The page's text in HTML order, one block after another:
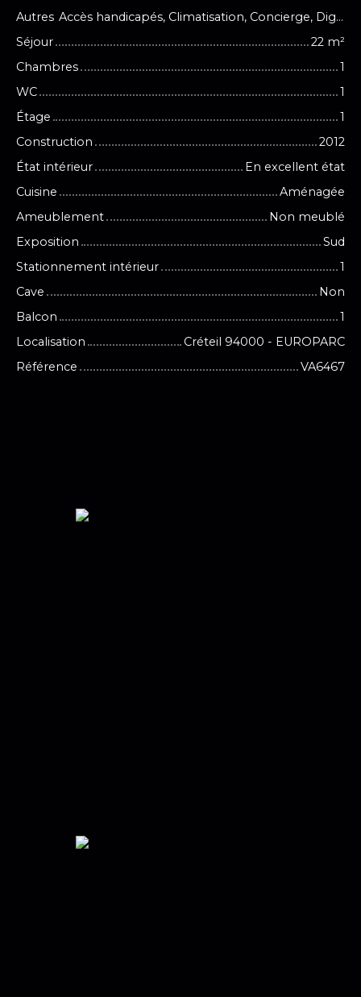
Autres
Accès handicapés, Climatisation, Concierge, Digicode, Fibre optique, Interphone, Local à vélo, Porte blindée, Visiophone
Séjour
22 m²
Chambres
1
WC
1
Étage
1
Construction
2012
État intérieur
En excellent état
Cuisine
Aménagée
Ameublement
Non meublé
Exposition
Sud
Stationnement intérieur
1
Cave
Non
Balcon
1
Localisation
Créteil 94000 - EUROPARC
Référence
VA6467